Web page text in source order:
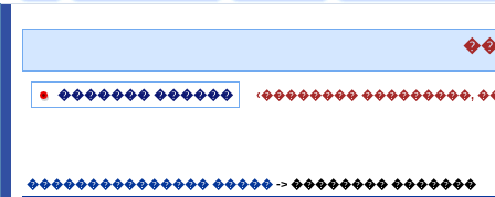
������� ������ ‹�������� ���������,
��������������� ����� -> �������� �������